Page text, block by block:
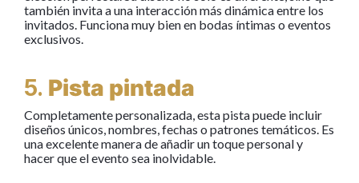
también invita a una interacción más dinámica entre los
invitados. Funciona muy bien en bodas íntimas o eventos
exclusivos.
5. Pista pintada
Completamente personalizada, esta pista puede incluir
diseños únicos, nombres, fechas o patrones temáticos. Es
una excelente manera de añadir un toque personal y
hacer que el evento sea inolvidable.